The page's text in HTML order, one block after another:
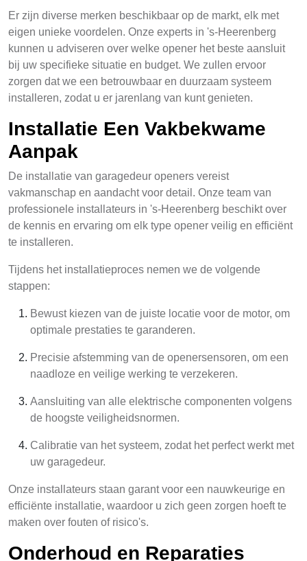
Er zijn diverse merken beschikbaar op de markt, elk met
eigen unieke voordelen. Onze experts in 's-Heerenberg
kunnen u adviseren over welke opener het beste aansluit
bij uw specifieke situatie en budget. We zullen ervoor
zorgen dat we een betrouwbaar en duurzaam systeem
installeren, zodat u er jarenlang van kunt genieten.
Installatie Een Vakbekwame
Aanpak
De installatie van garagedeur openers vereist
vakmanschap en aandacht voor detail. Onze team van
professionele installateurs in 's-Heerenberg beschikt over
de kennis en ervaring om elk type opener veilig en efficiënt
te installeren.
Tijdens het installatieproces nemen we de volgende
stappen:
Bewust kiezen van de juiste locatie voor de motor, om
optimale prestaties te garanderen.
Precisie afstemming van de openersensoren, om een
naadloze en veilige werking te verzekeren.
Aansluiting van alle elektrische componenten volgens
de hoogste veiligheidsnormen.
Calibratie van het systeem, zodat het perfect werkt met
uw garagedeur.
Onze installateurs staan garant voor een nauwkeurige en
efficiënte installatie, waardoor u zich geen zorgen hoeft te
maken over fouten of risico's.
Onderhoud en Reparaties